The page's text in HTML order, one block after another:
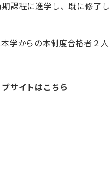
課程に進学し、既に修了
学からの本制度合格者２人
サイトはこちら